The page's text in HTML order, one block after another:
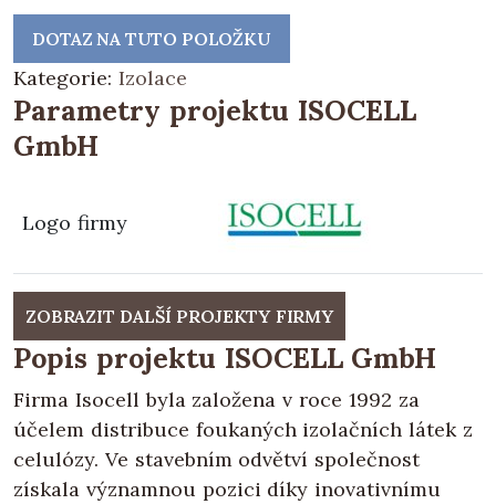
DOTAZ NA TUTO POLOŽKU
Kategorie: Izolace
Parametry projektu ISOCELL
GmbH
Logo firmy
ZOBRAZIT DALŠÍ PROJEKTY FIRMY
Popis projektu ISOCELL GmbH
Firma Isocell byla založena v roce 1992 za
účelem distribuce foukaných izolačních látek z
celulózy. Ve stavebním odvětví společnost
získala významnou pozici díky inovativnímu